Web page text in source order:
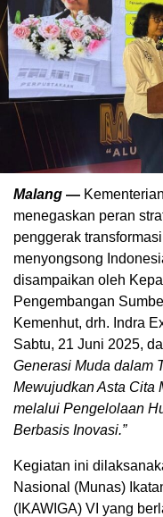
Malang —
menegaskan peran
penggerak
menyongsong
disampaikan oleh
Pengembangan
Kemenhut, drh. Indra
Sabtu, 21 Juni 2025,
Generasi Muda dalam
Mewujudkan Asta Cita
melalui Pengelolaan
Berbasis Inovasi.”
Kegiatan ini
Nasional (Munas)
(IKAWIGA) VI yang